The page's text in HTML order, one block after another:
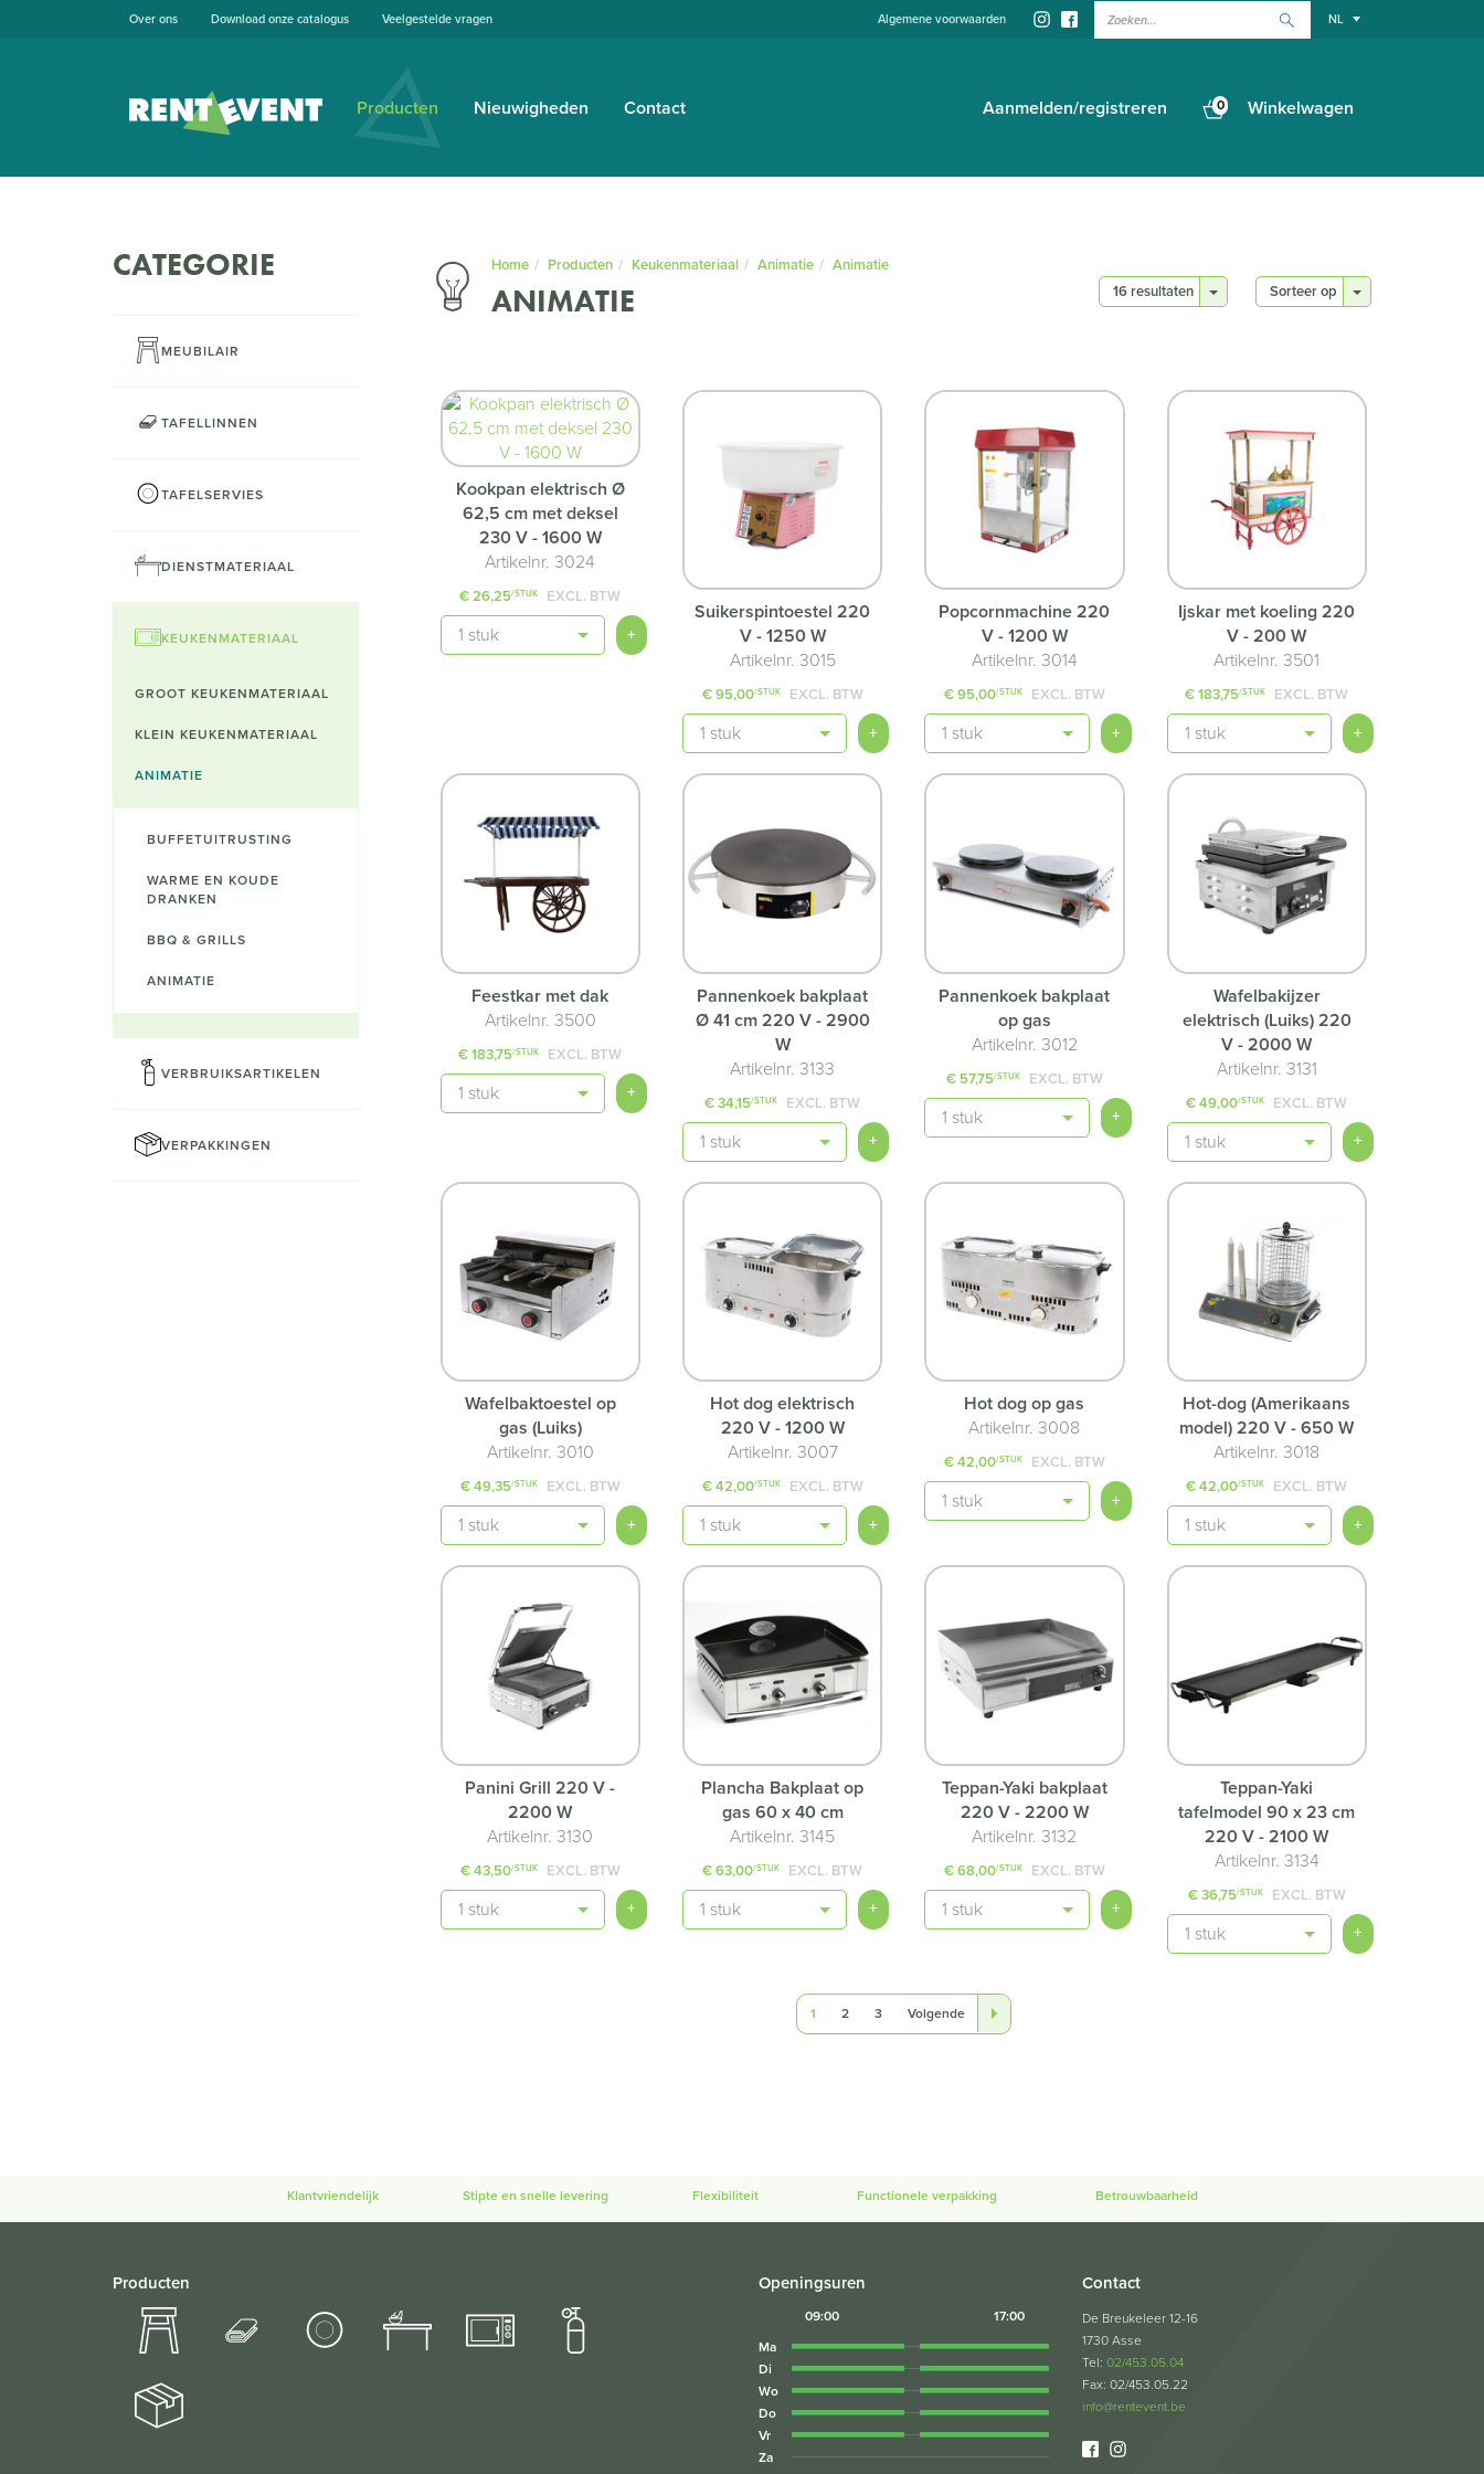
NL
Zoeken...
Algemene voorwaarden
Over ons Download onze catalogus Veelgestelde vragen
Producten Nieuwigheden Contact Aanmelden/registreren Winkelwagen
0
CATEGORIE
MEUBILAIR
TAFELLINNEN
TAFELSERVIES
DIENSTMATERIAAL
KEUKENMATERIAAL
GROOT KEUKENMATERIAAL
KLEIN KEUKENMATERIAAL
ANIMATIE
BUFFETUITRUSTING
WARME EN KOUDE
DRANKEN
BBQ & GRILLS
ANIMATIE
VERBRUIKSARTIKELEN
VERPAKKINGEN
Home Producten Keukenmateriaal Animatie Animatie
ANIMATIE Sorteer op
16 resultaten
Kookpan elektrisch Ø
62,5 cm met deksel
230 V - 1600 W
Artikelnr. 3024
€ 26,25/STUK EXCL. BTW
Aantal +
Suikerspintoestel 220
V - 1250 W
Artikelnr. 3015
€ 95,00/STUK EXCL. BTW
Aantal +
Popcornmachine 220
V - 1200 W
Artikelnr. 3014
€ 95,00/STUK EXCL. BTW
Aantal +
Ijskar met koeling 220
V - 200 W
Artikelnr. 3501
€ 183,75/STUK EXCL. BTW
Aantal +
Feestkar met dak
Artikelnr. 3500
€ 183,75/STUK EXCL. BTW
Aantal +
Pannenkoek bakplaat
Ø 41 cm 220 V - 2900
W
Artikelnr. 3133
€ 34,15/STUK EXCL. BTW
Aantal +
Pannenkoek bakplaat
op gas
Artikelnr. 3012
€ 57,75/STUK EXCL. BTW
Aantal +
Wafelbakijzer
elektrisch (Luiks) 220
V - 2000 W
Artikelnr. 3131
€ 49,00/STUK EXCL. BTW
Aantal +
Wafelbaktoestel op
gas (Luiks)
Artikelnr. 3010
€ 49,35/STUK EXCL. BTW
Aantal +
Hot dog elektrisch
220 V - 1200 W
Artikelnr. 3007
€ 42,00/STUK EXCL. BTW
Aantal +
Hot dog op gas
Artikelnr. 3008
€ 42,00/STUK EXCL. BTW
Aantal +
Hot-dog (Amerikaans
model) 220 V - 650 W
Artikelnr. 3018
€ 42,00/STUK EXCL. BTW
Aantal +
Panini Grill 220 V -
2200 W
Artikelnr. 3130
€ 43,50/STUK EXCL. BTW
Aantal +
Plancha Bakplaat op
gas 60 x 40 cm
Artikelnr. 3145
€ 63,00/STUK EXCL. BTW
Aantal +
Teppan-Yaki bakplaat
220 V - 2200 W
Artikelnr. 3132
€ 68,00/STUK EXCL. BTW
Aantal +
Teppan-Yaki
tafelmodel 90 x 23 cm
220 V - 2100 W
Artikelnr. 3134
€ 36,75/STUK EXCL. BTW
Aantal +
1 2 3 Volgende
Klantvriendelijk Stipte en snelle levering Flexibiliteit Functionele verpakking Betrouwbaarheid
Producten Openingsuren
09:00
17:00
Ma
Di
Wo
Do
Vr
Za
Contact
De Breukeleer 12-16
1730 Asse
Tel: 02/453.05.04
Fax: 02/453.05.22
info@rentevent.be